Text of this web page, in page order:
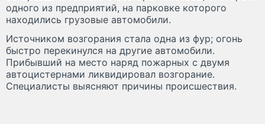
одного из предприятий, на парковке которого
находились грузовые автомобили.
Источником возгорания стала одна из фур; огонь
быстро перекинулся на другие автомобили.
Прибывший на место наряд пожарных с двумя
автоцистернами ликвидировал возгорание.
Специалисты выясняют причины происшествия.